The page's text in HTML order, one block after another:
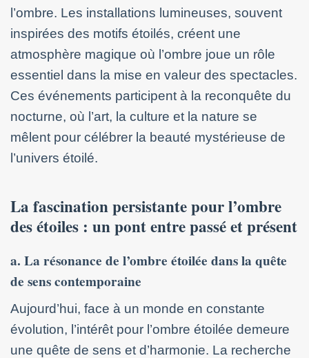
l’ombre. Les installations lumineuses, souvent
inspirées des motifs étoilés, créent une
atmosphère magique où l’ombre joue un rôle
essentiel dans la mise en valeur des spectacles.
Ces événements participent à la reconquête du
nocturne, où l’art, la culture et la nature se
mêlent pour célébrer la beauté mystérieuse de
l’univers étoilé.
La fascination persistante pour l’ombre
des étoiles : un pont entre passé et présent
a. La résonance de l’ombre étoilée dans la quête
de sens contemporaine
Aujourd’hui, face à un monde en constante
évolution, l’intérêt pour l’ombre étoilée demeure
une quête de sens et d’harmonie. La recherche